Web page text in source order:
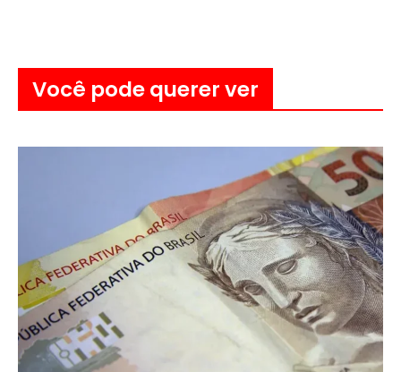
Você pode querer ver